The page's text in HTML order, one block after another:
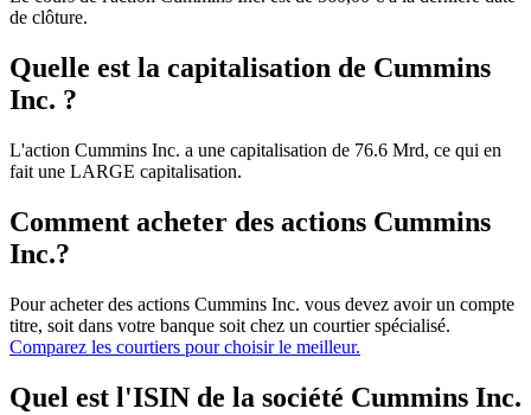
de clôture.
Quelle est la capitalisation de Cummins
Inc. ?
L'action Cummins Inc. a une capitalisation de 76.6 Mrd, ce qui en
fait une LARGE capitalisation.
Comment acheter des actions Cummins
Inc.?
Pour acheter des actions Cummins Inc. vous devez avoir un compte
titre, soit dans votre banque soit chez un courtier spécialisé.
Comparez les courtiers pour choisir le meilleur.
Quel est l'ISIN de la société Cummins Inc.